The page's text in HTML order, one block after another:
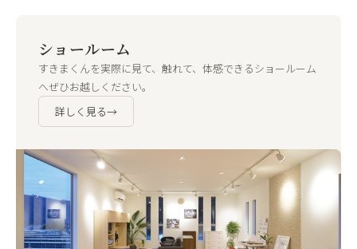
ショールーム
すきまくんを実際に見て、触れて、体感できるショールーム
へぜひお越しください。
詳しく見る→